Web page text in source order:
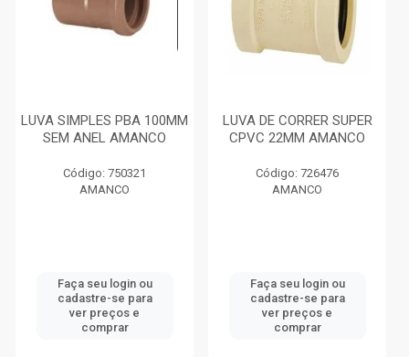
LUVA SIMPLES PBA 100MM
SEM ANEL AMANCO
Código: 750321
AMANCO
Faça seu login ou
cadastre-se para
ver preços e
comprar
LUVA DE CORRER SUPER
CPVC 22MM AMANCO
Código: 726476
AMANCO
Faça seu login ou
cadastre-se para
ver preços e
comprar